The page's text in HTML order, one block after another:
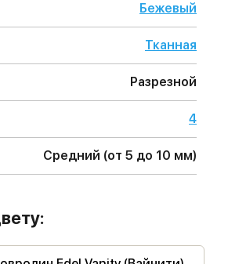
Бежевый
Тканная
Разрезной
4
Средний (от 5 до 10 мм)